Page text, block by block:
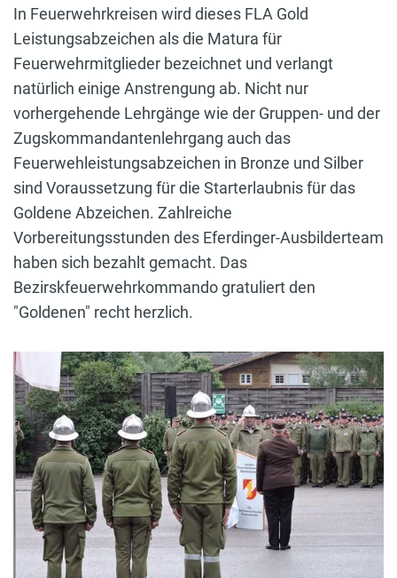
In Feuerwehrkreisen wird dieses FLA Gold
Leistungsabzeichen als die Matura für
Feuerwehrmitglieder bezeichnet und verlangt
natürlich einige Anstrengung ab. Nicht nur
vorhergehende Lehrgänge wie der Gruppen- und der
Zugskommandantenlehrgang auch das
Feuerwehleistungsabzeichen in Bronze und Silber
sind Voraussetzung für die Starterlaubnis für das
Goldene Abzeichen. Zahlreiche
Vorbereitungsstunden des Eferdinger-Ausbilderteam
haben sich bezahlt gemacht. Das
Bezirskfeuerwehrkommando gratuliert den
"Goldenen" recht herzlich.